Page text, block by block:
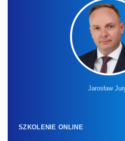
Jarosław
SZKOLENIE ONLINE